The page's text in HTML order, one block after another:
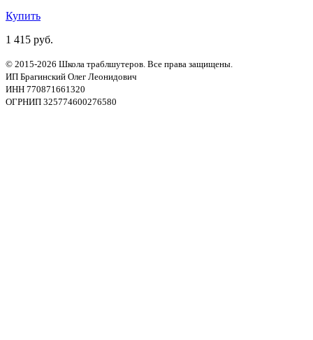
Купить
1 415 руб.
© 2015-2026 Школа траблшутеров. Все права защищены.
ИП Брагинский Олег Леонидович
ИНН 770871661320
ОГРНИП 325774600276580